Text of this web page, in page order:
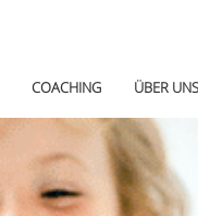
COACHING ÜBER UNS